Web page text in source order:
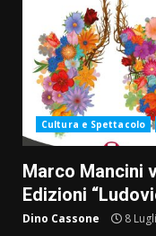
Cultura e Spettacolo
Marco Mancini
Edizioni
Dino Cassone 8